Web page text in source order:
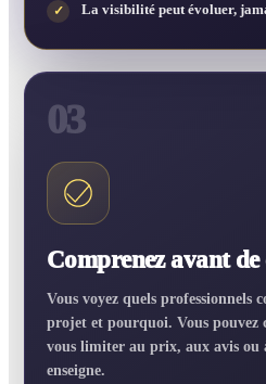
✓ La visibilité peut évoluer,
03
Comprenez avant
Vous voyez quels professionnels
projet et pourquoi. Vous pouvez
vous limiter au prix, aux avis ou
enseigne.